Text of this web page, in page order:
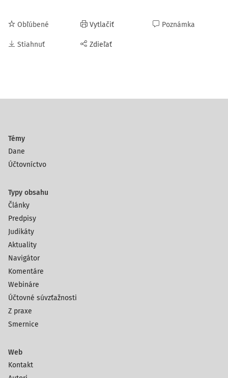
Obľúbené
Stiahnuť
Vytlačiť
Zdieľať
Poznámka
Témy
Dane
Účtovníctvo
Typy obsahu
Články
Predpisy
Judikáty
Aktuality
Navigátor
Komentáre
Webináre
Účtovné súvzťažnosti
Z praxe
Smernice
Web
Kontakt